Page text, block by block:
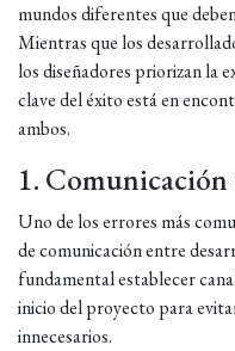
mundos diferentes que
Mientras que los
los diseñadores priorizan la
clave del éxito está en
ambos.
1.
Uno de los errores más
de comunicación entre
fundamental establecer
inicio del proyecto para
innecesarios.